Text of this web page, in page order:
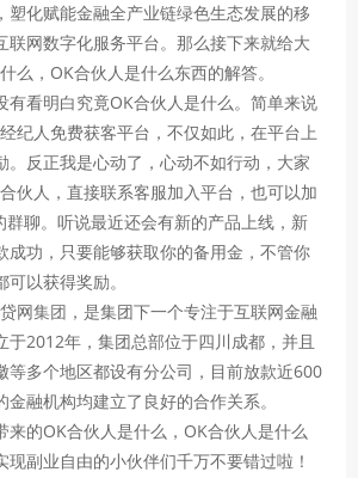
塑化赋能金融全产业链绿色生态发展的移
联网数字化服务平台。那么接下来就给大
么，OK合伙人是什么东西的解答。
有看明白究竟OK合伙人是什么。简单来说
纪人免费获客平台，不仅如此，在平台上
。反正我是心动了，心动不如行动，大家
伙人，直接联系客服加入平台，也可以加
群聊。听说最近还会有新的产品上线，新
成功，只要能够获取你的备用金，不管你
以获得奖励。
网集团 ，是集团下一个专注于互联网金融
于2012年，集团总部位于四川成都，并且
等多个地区都设有分公司，目前放款近600
融机构均建立了良好的合作关系。
来的OK合伙人是什么，OK合伙人是什么
现副业自由的小伙伴们千万不要错过啦！